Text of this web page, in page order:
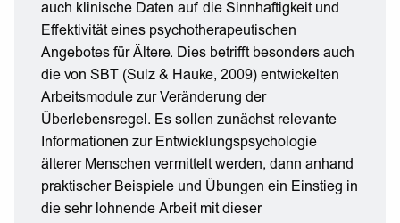
auch klinische Daten auf die Sinnhaftigkeit und
Effektivität eines psychotherapeutischen
Angebotes für Ältere. Dies betrifft besonders auch
die von SBT (Sulz & Hauke, 2009) entwickelten
Arbeitsmodule zur Veränderung der
Überlebensregel. Es sollen zunächst relevante
Informationen zur Entwicklungspsychologie
älterer Menschen vermittelt werden, dann anhand
praktischer Beispiele und Übungen ein Einstieg in
die sehr lohnende Arbeit mit dieser